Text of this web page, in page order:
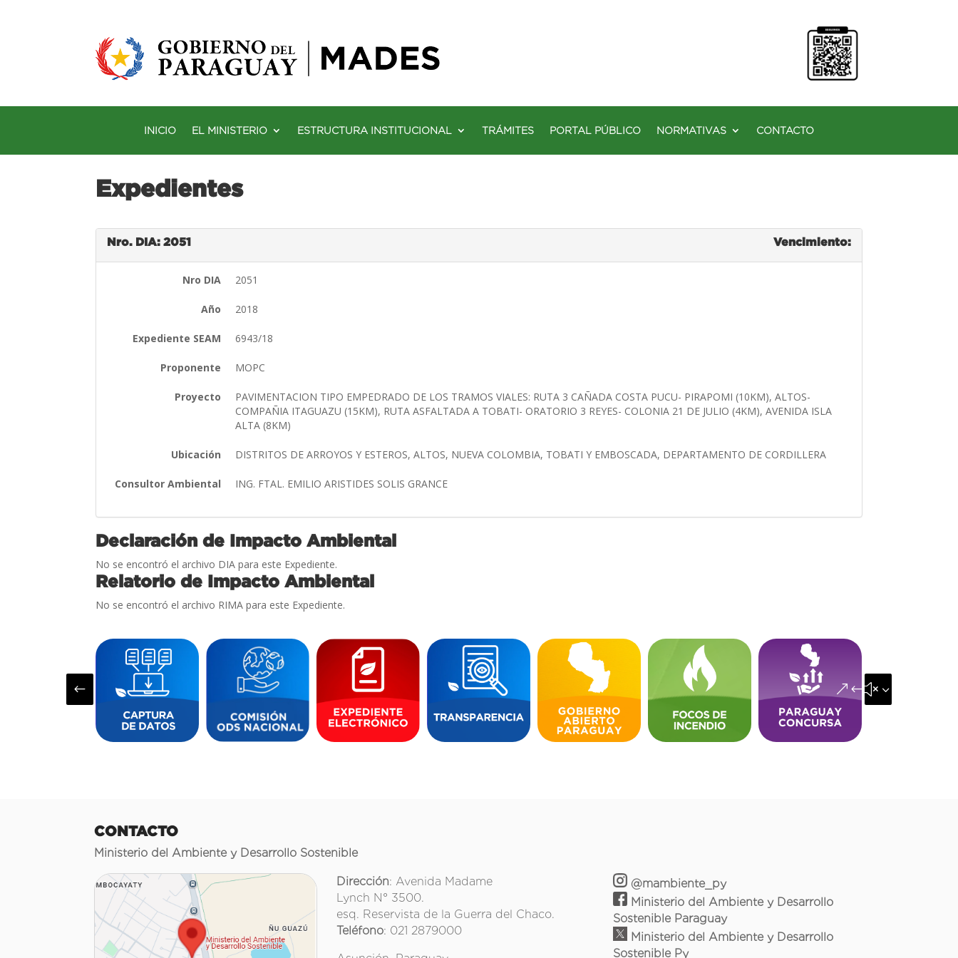
INICIO EL MINISTERIO ESTRUCTURA INSTITUCIONAL TRÁMITES PORTAL PÚBLICO NORMATIVAS CONTACTO
Expedientes
Nro. DIA: 2051 Vencimiento:
Nro DIA 2051
Año 2018
Expediente SEAM 6943/18
Proponente MOPC
Proyecto
PAVIMENTACION TIPO EMPEDRADO DE LOS TRAMOS VIALES: RUTA 3 CAÑADA COSTA PUCU- PIRAPOMI (10KM), ALTOS-
COMPAÑIA ITAGUAZU (15KM), RUTA ASFALTADA A TOBATI- ORATORIO 3 REYES- COLONIA 21 DE JULIO (4KM), AVENIDA ISLA
ALTA (8KM)
Ubicación DISTRITOS DE ARROYOS Y ESTEROS, ALTOS, NUEVA COLOMBIA, TOBATI Y EMBOSCADA, DEPARTAMENTO DE CORDILLERA
Consultor Ambiental ING. FTAL. EMILIO ARISTIDES SOLIS GRANCE
Declaración de Impacto Ambiental
No se encontró el archivo DIA para este Expediente.
Relatorio de Impacto Ambiental
No se encontró el archivo RIMA para este Expediente.
# &#x35;
CONTACTO
Ministerio del Ambiente y Desarrollo Sostenible
Dirección: Avenida Madame
Lynch N° 3500.
esq. Reservista de la Guerra del Chaco.
Teléfono: 021 2879000
@mambiente_py
Ministerio del Ambiente y Desarrollo
Sostenible Paraguay
Ministerio del Ambiente y Desarrollo
Sostenible Py